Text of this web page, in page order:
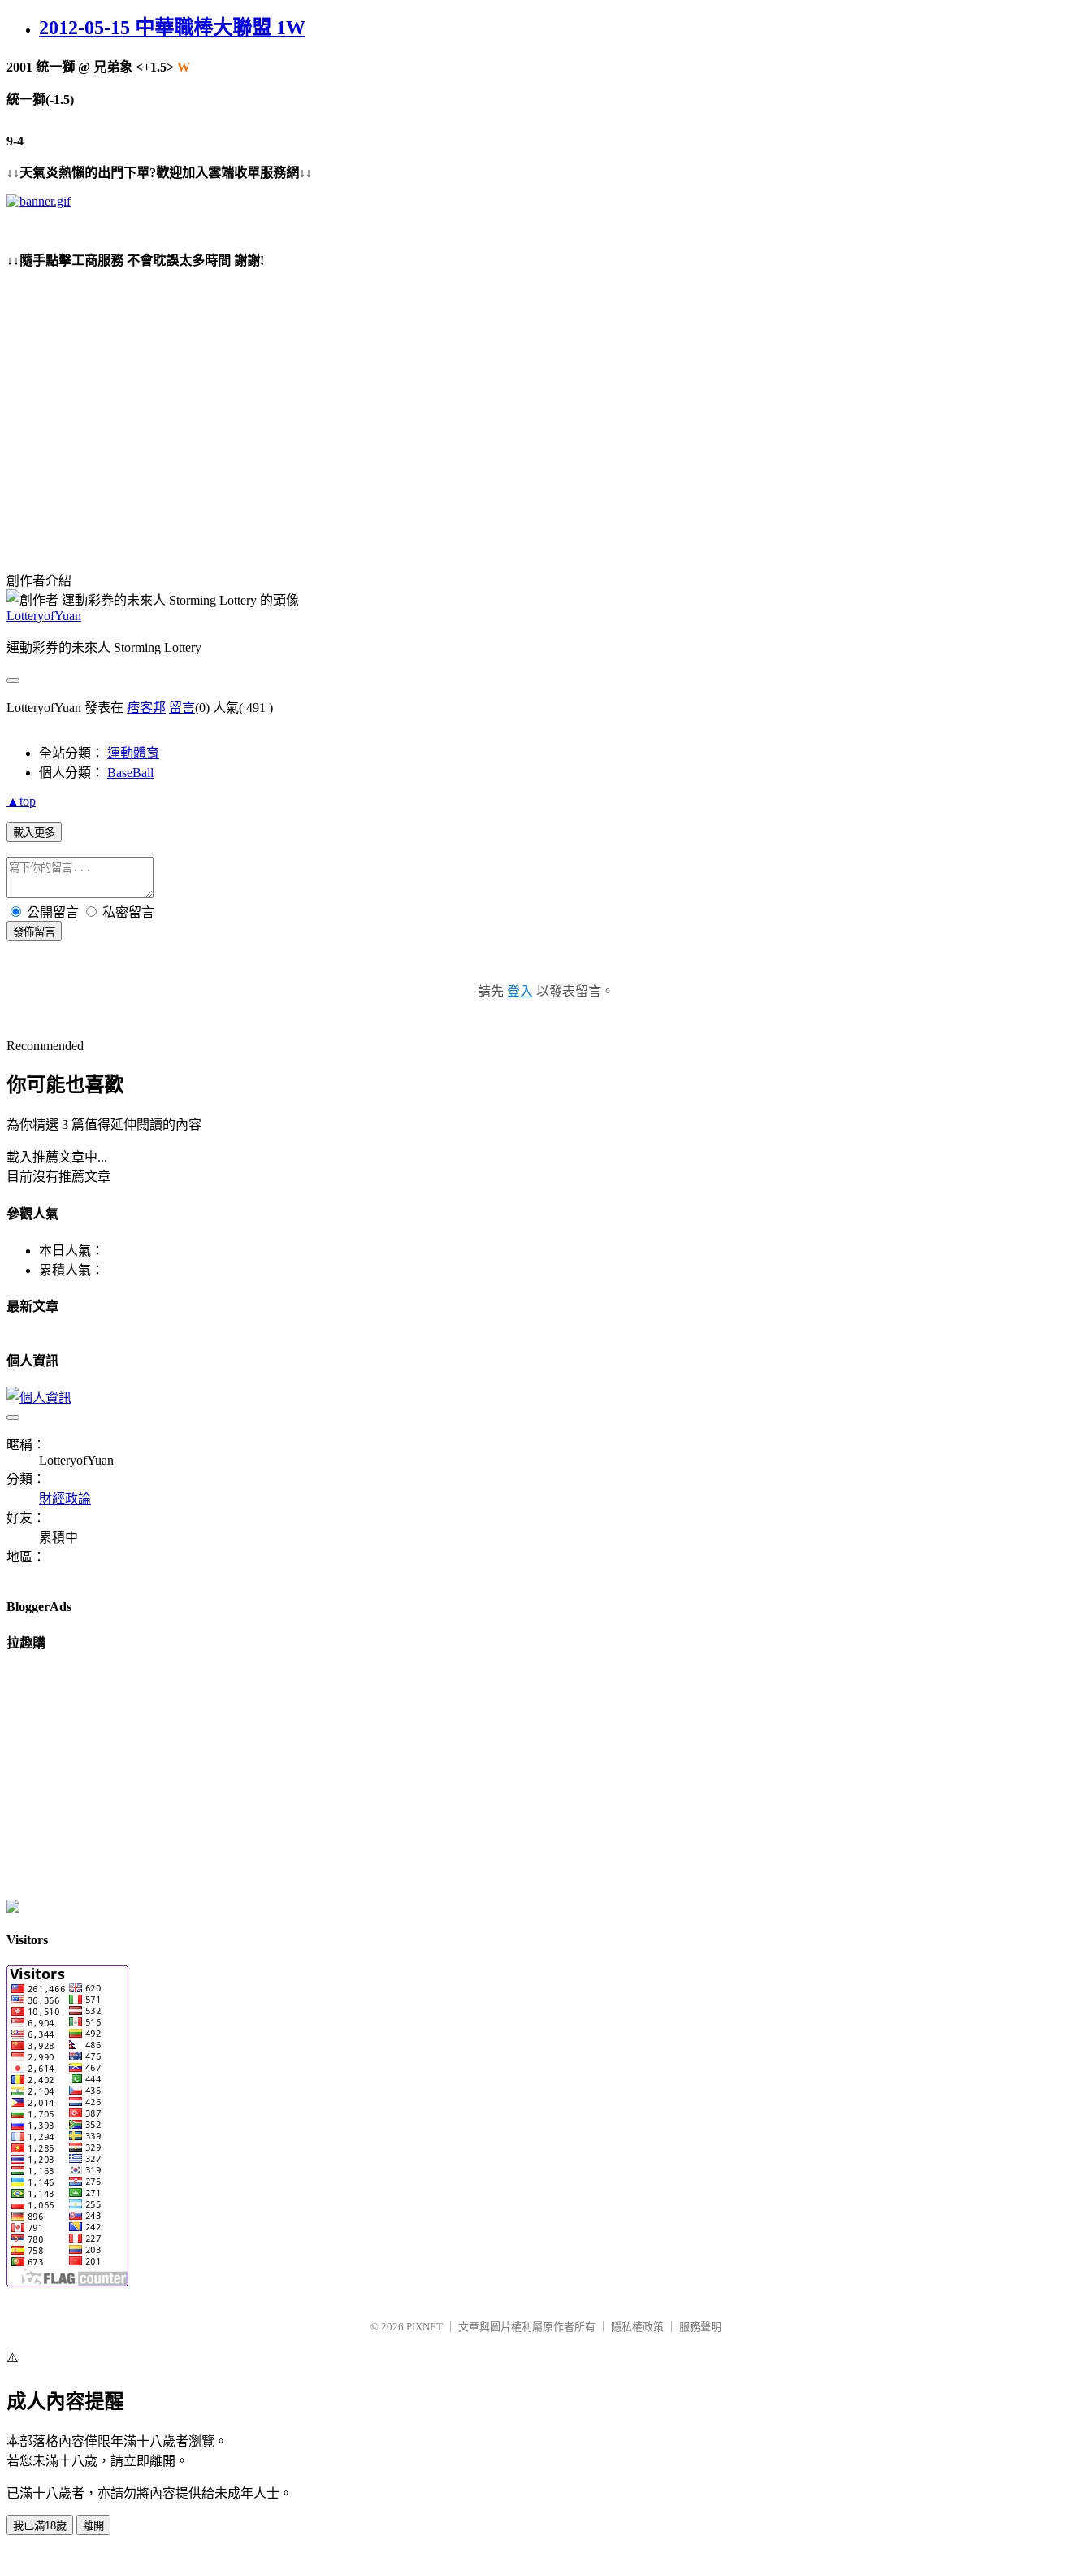
2012-05-15 中華職棒大聯盟 1W
2001 統一獅 @ 兄弟象 <+1.5> W
統一獅(-1.5)
9-4
↓↓天氣炎熱懶的出門下單?歡迎加入雲端收單服務網↓↓
↓↓隨手點擊工商服務 不會耽誤太多時間 謝謝!
創作者介紹
LotteryofYuan
運動彩券的未來人 Storming Lottery
LotteryofYuan 發表在 痞客邦 留言(0) 人氣( 491 )
全站分類： 運動體育
個人分類： BaseBall
▲top
載入更多
公開留言 私密留言
發佈留言
請先 登入 以發表留言。
Recommended
你可能也喜歡
為你精選 3 篇值得延伸閱讀的內容
載入推薦文章中...
目前沒有推薦文章
參觀人氣
本日人氣：
累積人氣：
最新文章
個人資訊
暱稱：
LotteryofYuan
分類：
財經政論
好友：
累積中
地區：
BloggerAds
拉趣購
Visitors
© 2026 PIXNET 文章與圖片權利屬原作者所有 隱私權政策 服務聲明
⚠️
成人內容提醒
本部落格內容僅限年滿十八歲者瀏覽。
若您未滿十八歲，請立即離開。
已滿十八歲者，亦請勿將內容提供給未成年人士。
我已滿18歲 離開